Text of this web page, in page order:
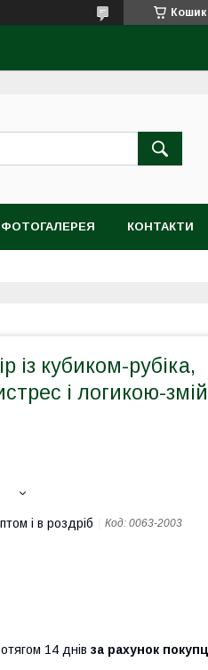
Кошик
ФОТОГАЛЕРЕЯ КОНТАКТИ
із кубиком-рубіка,
і логикою-
і в роздріб Код: 0063-2003
14 днів за рахунок